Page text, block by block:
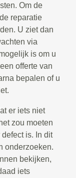
Om de
reparatie
U ziet dan
via
is om u
offerte van
bepalen of u
er iets niet
zou moeten
is. In dit
onderzoeken.
bekijken,
iets